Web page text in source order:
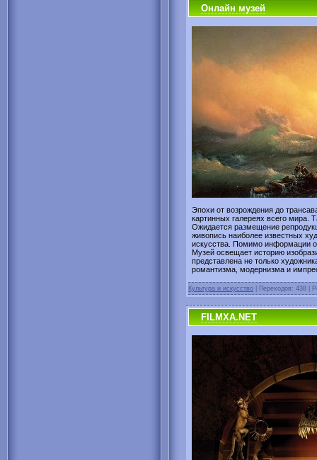
Онлайн музей
Эпохи от возрождения до
картинных галереях всего мира.
Ожидается размещение
живопись наиболее известных
искусства. Помимо информации о
Музей освещает историю
представлена не только
романтизма, модернизма и
Культура и искусство | Переходов: 438 |
FILMXA.NET